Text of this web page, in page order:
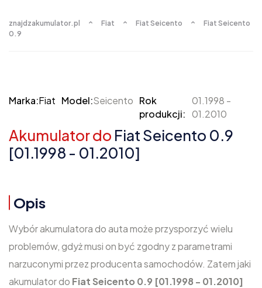
znajdzakumulator.pl Fiat Fiat Seicento
Fiat Seicento
0.9
Marka:Fiat Model:Seicento Rok
produkcji:
01.1998 -
01.2010
Akumulator do Fiat Seicento 0.9
[01.1998 - 01.2010]
Opis
Wybór akumulatora do auta może przysporzyć wielu
problemów, gdyż musi on być zgodny z parametrami
narzuconymi przez producenta samochodów. Zatem jaki
akumulator do Fiat Seicento 0.9 [01.1998 - 01.2010]